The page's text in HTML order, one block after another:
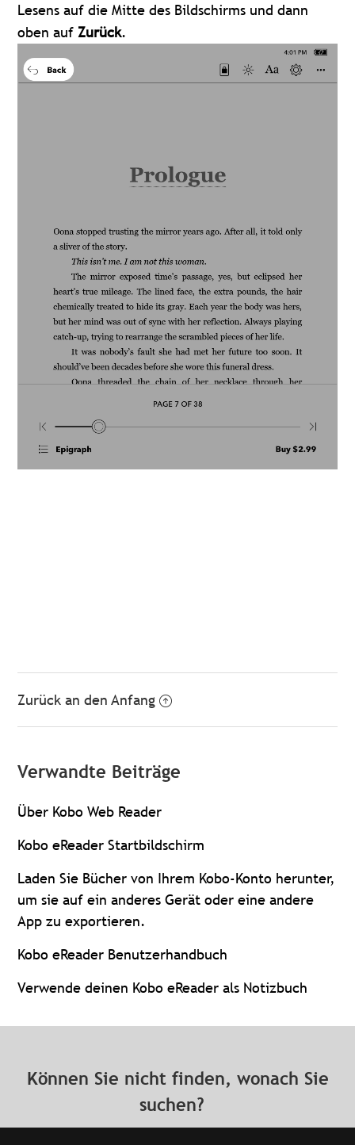
Lesens auf die Mitte des Bildschirms und dann
oben aufZurück.
Zurück an den Anfang
Verwandte Beiträge
Über Kobo Web Reader
Kobo eReader Startbildschirm
Laden Sie Bücher von Ihrem Kobo-Konto herunter,
um sie auf ein anderes Gerät oder eine andere
App zu exportieren.
Kobo eReader Benutzerhandbuch
Verwende deinen Kobo eReader als Notizbuch
Können Sie nicht finden, wonach Sie
suchen?